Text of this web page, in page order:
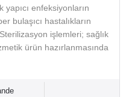
enfeksiyonların
bulaşıcı hastalıkların
işlemleri; sağlık
ürün hazırlanmasında